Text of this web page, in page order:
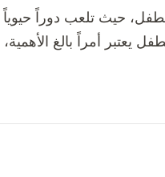
حيث تلعب دوراً حيوياً
يعتبر أمراً بالغ الأهمية،